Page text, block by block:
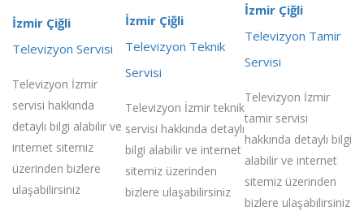
İzmir Çiğli
Televizyon Servisi
Televizyon İzmir
servisi hakkında
detaylı bilgi alabilir ve
internet sitemiz
üzerinden bizlere
ulaşabilirsiniz
İzmir Çiğli
Televizyon Teknik
Servisi
Televizyon İzmir teknik
servisi hakkında detaylı
bilgi alabilir ve internet
sitemiz üzerinden
bizlere ulaşabilirsiniz
İzmir Çiğli
Televizyon Tamir
Servisi
Televizyon İzmir
tamir servisi
hakkında detaylı bilgi
alabilir ve internet
sitemiz üzerinden
bizlere ulaşabilirsiniz